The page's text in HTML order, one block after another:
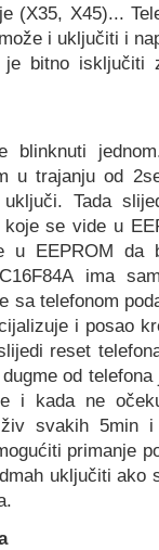
(X35, X45)...
i uključiti i
je bitno isključiti
blinknuti
u trajanju od
Tada
se vide u
u EEPROM da
ima
sa telefonom
i posao
reset
od
i kada ne
svakih 5min
primanje
uključiti ako